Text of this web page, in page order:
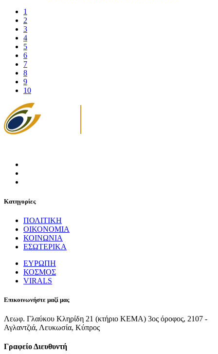
1
2
3
4
5
6
7
8
9
10
Κατηγορίες
ΠΟΛΙΤΙΚΗ
ΟΙΚΟΝΟΜΙΑ
ΚΟΙΝΩΝΙΑ
ΕΣΩΤΕΡΙΚΑ
ΕΥΡΩΠΗ
ΚΟΣΜΟΣ
VIRALS
Επικοινωνήστε μαζί μας
Λεωφ. Γλαύκου Κληρίδη 21 (κτήριο ΚΕΜΑ) 3ος όροφος, 2107 -
Αγλαντζιά, Λευκωσία, Κύπρος
Γραφείο Διευθυντή